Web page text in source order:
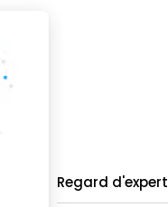
Regard d'expert